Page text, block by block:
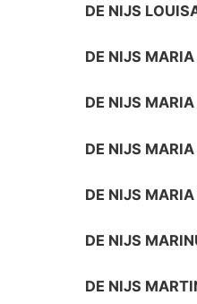
DE NIJS
DE NIJS MARIA
DE NIJS MARIA
DE NIJS
DE NIJS
DE NIJS
DE NIJS